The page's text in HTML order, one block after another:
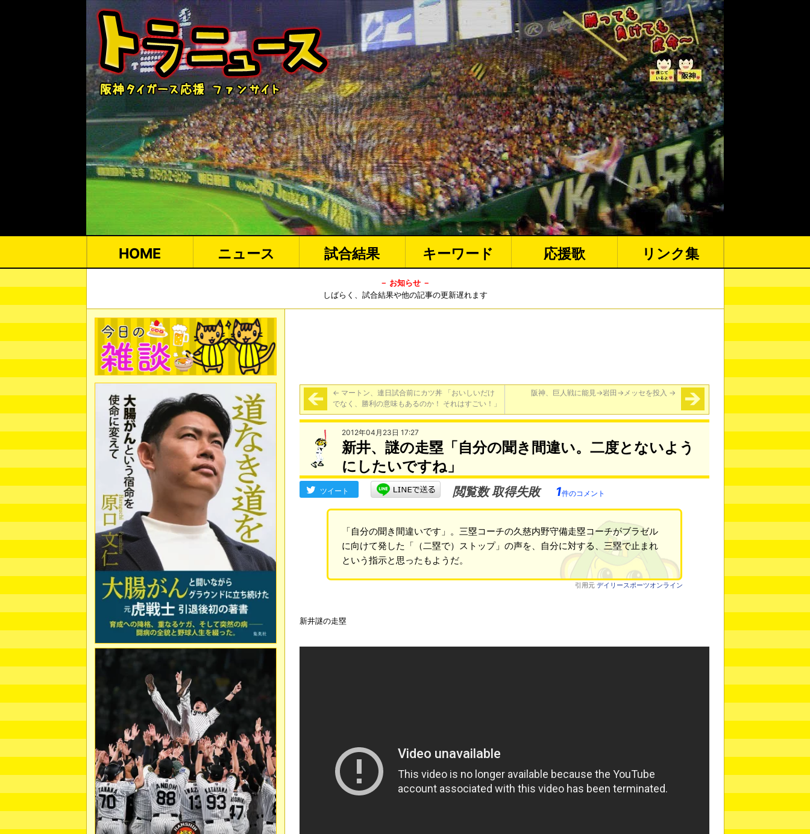
HOME ニュース 試合結果 キーワード 応援歌 リンク集
－ お知らせ －
しばらく、試合結果や他の記事の更新遅れます
← マートン、連日試合前にカツ丼 「おいしいだけ
でなく、勝利の意味もあるのか！ それはすごい！」
阪神、巨人戦に能見→岩田→メッセを投入 →
2012年04月23日 17:27
新井、謎の走塁「自分の聞き間違い。二度とないよう
にしたいですね」
ツイート 閲覧数 取得失敗 1件のコメント
「自分の聞き間違いです」。三塁コーチの久慈内野守備走塁コーチがブラゼル
に向けて発した「（二塁で）ストップ」の声を、自分に対する、三塁で止まれ
という指示と思ったもようだ。
引用元 デイリースポーツオンライン
新井謎の走塁